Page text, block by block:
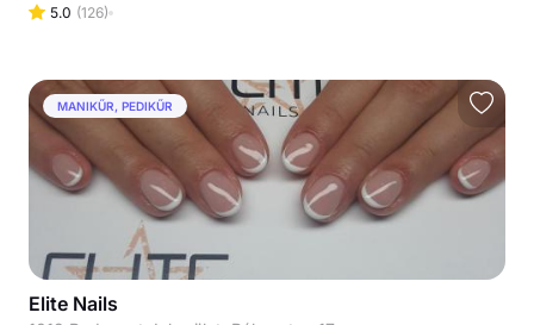
5.0 (126)
MANIKŰR, PEDIKŰR
Elite Nails